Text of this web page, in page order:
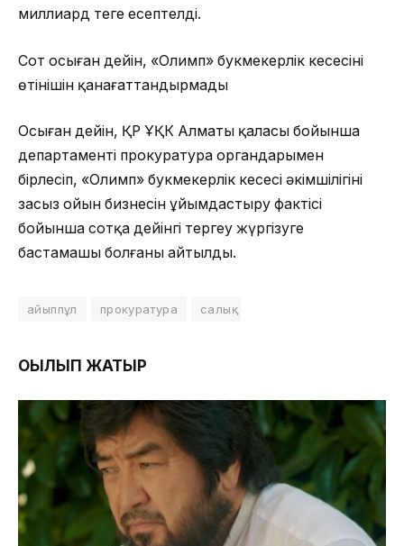
миллиард теңге есептелді.
Сот осыған дейін, «Олимп» букмекерлік кеңсесінің
өтінішін қанағаттандырмады
Осыған дейін, ҚР ҰҚК Алматы қаласы бойынша
департаменті прокуратура органдарымен
бірлесіп, «Олимп» букмекерлік кеңсесі әкімшілігінің
заңсыз ойын бизнесін ұйымдастыру фактісі
бойынша сотқа дейінгі тергеу жүргізуге
бастамашы болғаны айтылды.
айыппұл прокуратура салық
ОҚЫЛЫП ЖАТЫР